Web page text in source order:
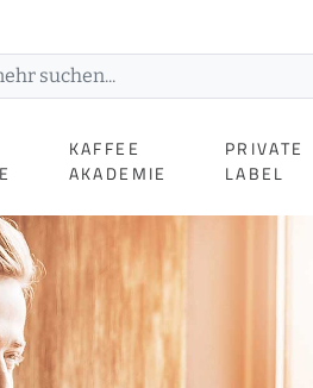
AKADEMIE
LABEL